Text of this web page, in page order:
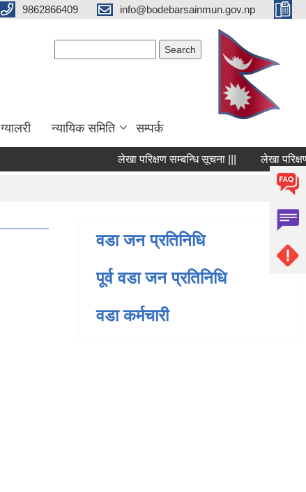
9862866409 info@bodebarsainmun.gov.np
ग्यालरी न्यायिक समिति सम्पर्क
लेखा परिक्षण सम्बन्धि सूचना ||| लेखा परिक्षण
वडा जन प्रतिनिधि
पूर्व वडा जन प्रतिनिधि
वडा कर्मचारी